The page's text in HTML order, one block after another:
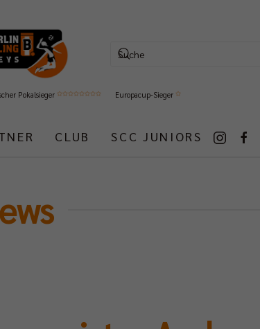
Pokalsieger Europacup-Sieger
CLUB SCC JUNIORS